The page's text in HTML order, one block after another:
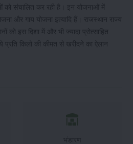
को संचालित कर रही है। इन योजनाओं में
और गाय योजना इत्यादि हैं। राजस्थान राज्य
को इस दिशा में और भी ज्यादा प्रोत्साहित
प्रति किलो की कीमत से खरीदने का ऐलान
भंडारण